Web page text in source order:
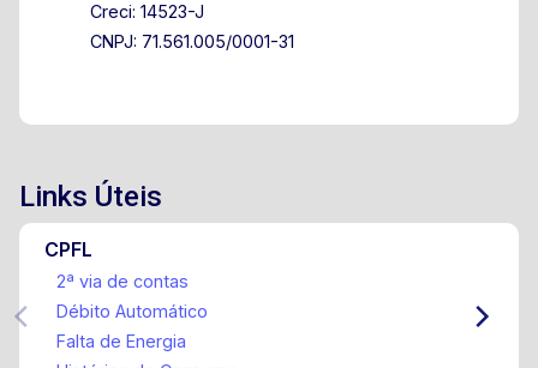
Creci: 14523-J
CNPJ: 71.561.005/0001-31
Links Úteis
CPFL
2ª via de contas
Débito Automático
Falta de Energia